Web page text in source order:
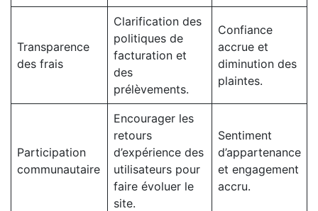
Transparence
des frais
Clarification des
politiques de
facturation et
des
prélèvements.
Confiance
accrue et
diminution des
plaintes.
Participation
communautaire
Encourager les
retours
d’expérience des
utilisateurs pour
faire évoluer le
site.
Sentiment
d’appartenance
et engagement
accru.